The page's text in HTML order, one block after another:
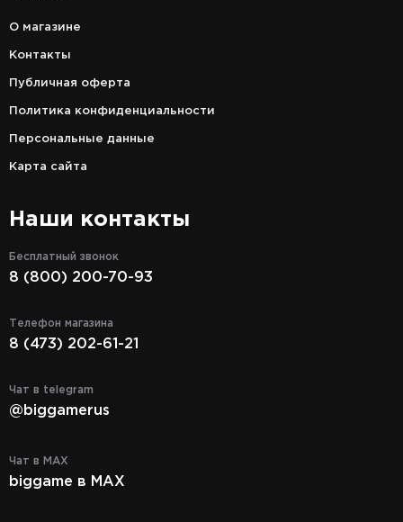
О магазине
Контакты
Публичная оферта
Политика конфиденциальности
Персональные данные
Карта сайта
Наши контакты
Бесплатный звонок
8 (800) 200-70-93
Телефон магазина
8 (473) 202-61-21
Чат в telegram
@biggamerus
Чат в MAX
biggame в MAX